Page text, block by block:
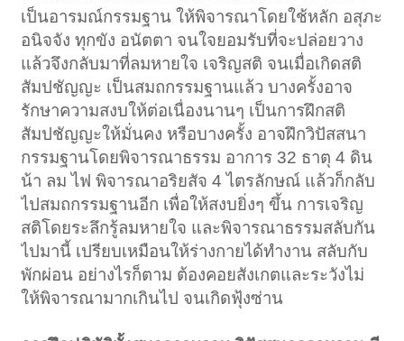
เป็นอารมณ์กรรมฐาน ให้พิจารณาโดยใช้หลัก อสุภะ
อนิจจัง ทุกขัง อนัตตา จนใจยอมรับที่จะปล่อยวาง
แล้วจึงกลับมาที่ลมหายใจ เจริญสติ จนเมื่อเกิดสติ
สัมปชัญญะ เป็นสมถกรรมฐานแล้ว บางครั้งอาจ
รักษาความสงบให้ต่อเนื่องนานๆ เป็นการฝึกสติ
สัมปชัญญะให้มั่นคง หรือบางครั้ง อาจฝึกวิปัสสนา
กรรมฐานโดยพิจารณาธรรม อาการ 32 ธาตุ 4 ดิน
น้า ลม ไฟ พิจารณาอริยสัจ 4 ไตรลักษณ์ แล้วก็กลับ
ไปสมถกรรมฐานอีก เพื่อให้สงบยิ่งๆ ขึ้น การเจริญ
สติโดยระลึกรู้ลมหายใจ และพิจารณาธรรมสลับกัน
ไปมานี้ เปรียบเหมือนให้ร่างกายได้ทำงาน สลับกับ
พักผ่อน อย่างไรก็ตาม ต้องคอยสังเกตและระวังไม่
ให้พิจารณามากเกินไป จนเกิดฟุ้งซ่าน